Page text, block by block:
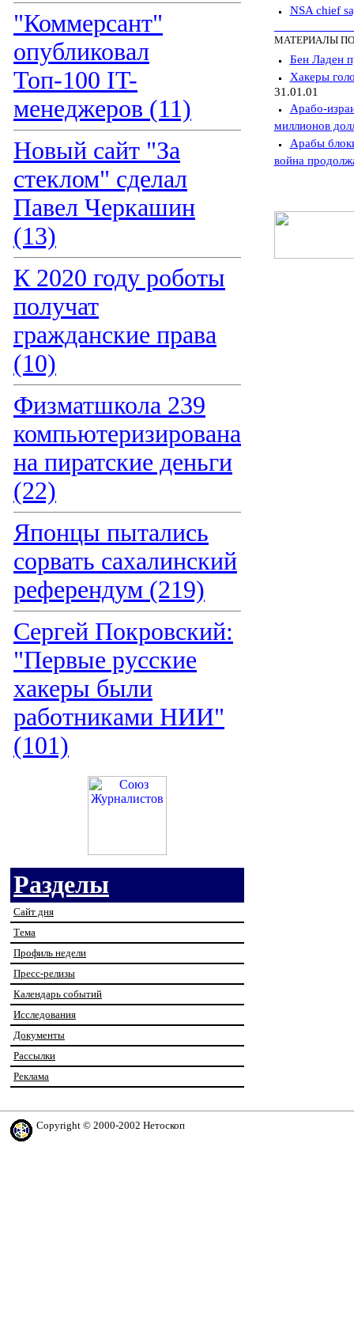
"Коммерсант"
опубликовал
Топ-100 IT-
менеджеров (11)
Новый сайт "За
стеклом" сделал
Павел Черкашин
(13)
К 2020 году роботы
получат
гражданские права
(10)
Физматшкола 239
компьютеризирована
на пиратские деньги
(22)
Японцы пытались
сорвать сахалинский
референдум (219)
Сергей Покровский:
"Первые русские
хакеры были
работниками НИИ"
(101)
Разделы
Сайт дня
Тема
Профиль недели
Пресс-релизы
Календарь событий
Исследования
Документы
Рассылки
Реклама
NSA chief
МАТЕРИАЛЫ
Бен Ладен
Хакеры
31.01.01
Арабо-
миллионов
Арабы
война
Copyright © 2000-2002 Нетоскоп